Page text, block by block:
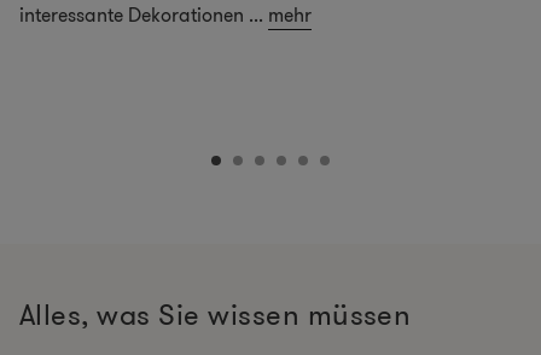
interessante Dekorationen ... mehr
Alles, was Sie wissen müssen